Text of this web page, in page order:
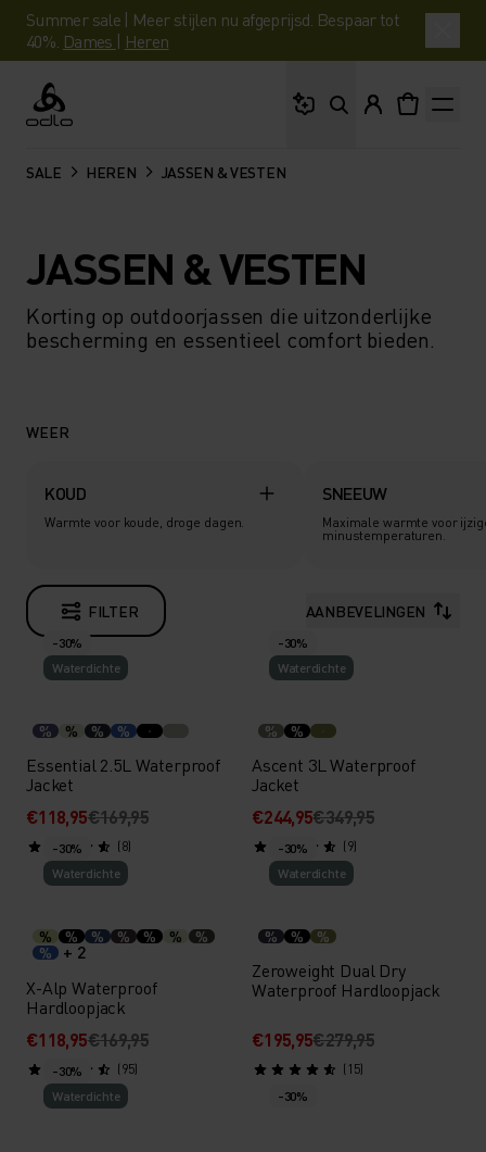
Summer sale | Meer stijlen nu afgeprijsd. Bespaar tot
40%. Dames | Heren
Odlo
SALE HEREN JASSEN & VESTEN
JASSEN & VESTEN
Korting op outdoorjassen die uitzonderlijke
bescherming en essentieel comfort bieden.
WEER
KOUD
Warmte voor koude, droge dagen.
SNEEUW
Maximale warmte voor
minustemperaturen.
FILTER AANBEVELINGEN
-30%
Waterdichte
% % % %
Essential 2.5L Waterproof
Jacket
€118,95€169,95
(8)
-30%
Waterdichte
% %
Ascent 3L Waterproof
Jacket
€244,95€349,95
(9)
-30%
Waterdichte
% % % % % %
%
%
+ 2
X-Alp Waterproof
Hardloopjack
€118,95€169,95
(95)
-30%
Waterdichte
% % %
Zeroweight Dual Dry
Waterproof Hardloopjack
€195,95€279,95
(15)
-30%
Waterdichte
-30%